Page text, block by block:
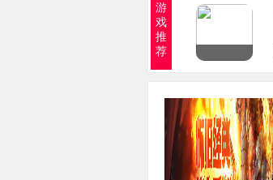
游
戏
推
荐